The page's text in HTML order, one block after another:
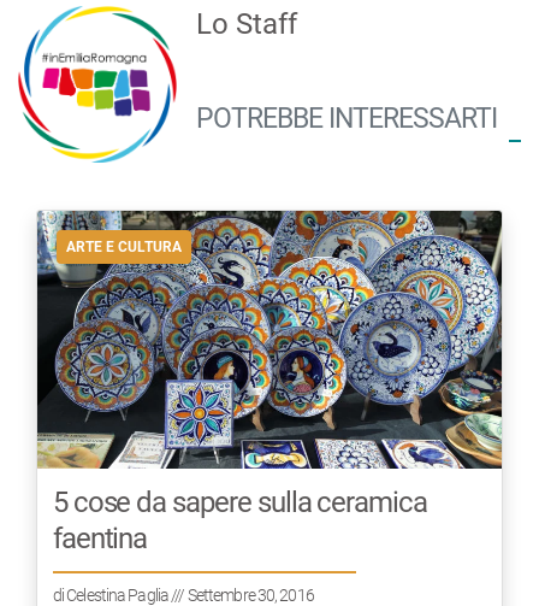
Lo Staff
POTREBBE INTERESSARTI
ARTE E CULTURA
5 cose da sapere sulla ceramica
faentina
diCelestina Paglia/// Settembre 30, 2016